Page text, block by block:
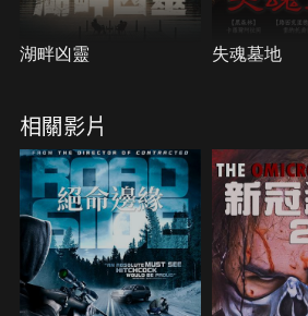
湖畔凶靈 失魂墓地
相關影片